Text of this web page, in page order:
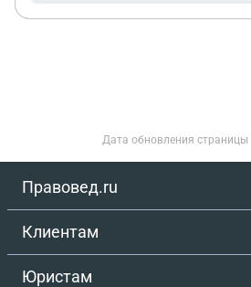
Дата обновления страницы
Правовед.ru
Клиентам
Юристам